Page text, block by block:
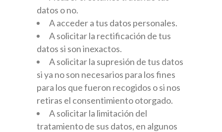
datos o no.
A acceder a tus datos personales.
A solicitar la rectificación de tus
datos si son inexactos.
A solicitar la supresión de tus datos
si ya no son necesarios para los fines
para los que fueron recogidos o si nos
retiras el consentimiento otorgado.
A solicitar la limitación del
tratamiento de sus datos, en algunos